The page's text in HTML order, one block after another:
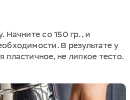
Начните со 150 гр., и
В результате у
пластичное, не липкое тесто.